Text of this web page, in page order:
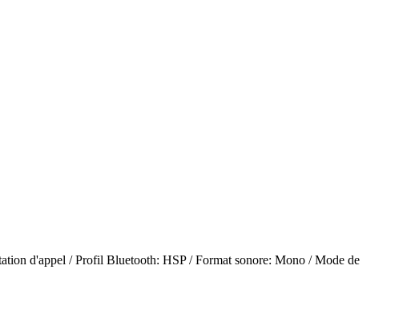
d'appel / Profil Bluetooth: HSP / Format sonore: Mono / Mode de